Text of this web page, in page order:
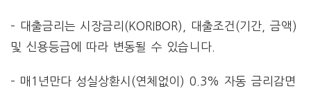
– 대출금리는 시장금리(KORIBOR), 대출조건(기간, 금액)
및 신용등급에 따라 변동될 수 있습니다.
– 매1년만다 성실상환시(연체없이) 0.3% 자동 금리감면